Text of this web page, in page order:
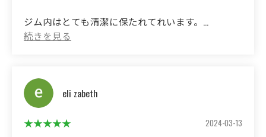
ジム内はとても清潔に保たれてれいます。
キッズボクサーの育成にも、
とても力を入れています。
精神的に弱い子から力が有り余っている子まで、ボ
eli zabeth
2024-03-13